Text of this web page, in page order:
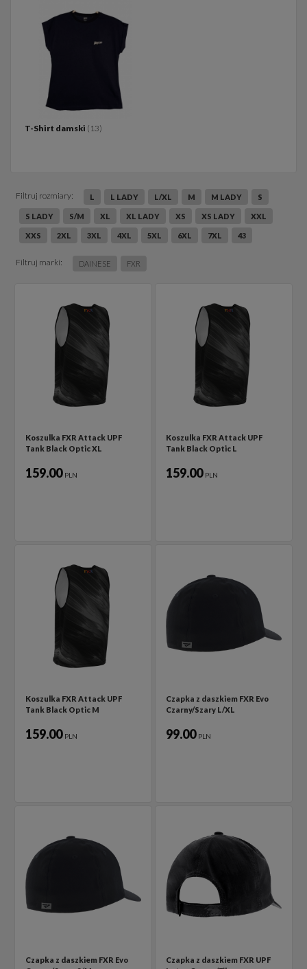
T-Shirt damski (13)
Filtruj rozmiary: L L LADY L/XL M M LADY S
S LADY S/M XL XL LADY XS XS LADY XXL
XXS 2XL 3XL 4XL 5XL 6XL 7XL 43
Filtruj marki: DAINESE FXR
Koszulka FXR Attack UPF
Tank Black Optic XL
159.00 PLN
Koszulka FXR Attack UPF
Tank Black Optic L
159.00 PLN
Koszulka FXR Attack UPF
Tank Black Optic M
159.00 PLN
Czapka z daszkiem FXR Evo
Czarny/Szary L/XL
99.00 PLN
Czapka z daszkiem FXR Evo
Czapka z daszkiem FXR UPF